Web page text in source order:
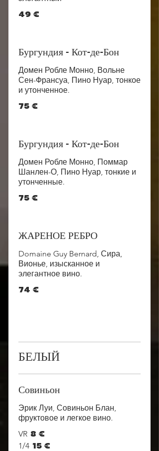
49 €
Бургундия - Кот-де-Бон
Домен Робле Монно, Вольне
Сен-Франсуа, Пино Нуар, тонкое
и утонченное.
75 €
Бургундия - Кот-де-Бон
Домен Робле Монно, Поммар
Шанлен-О, Пино Нуар, тонкие и
утонченные.
75 €
ЖАРЕНОЕ РЕБРО
Domaine Guy Bernard, Сира,
Вионье, изысканное и
элегантное вино.
74 €
БЕЛЫЙ
Совиньон
Эрик Луи, Совиньон Блан,
фруктовое и легкое вино.
VR 8 €
1/4 15 €